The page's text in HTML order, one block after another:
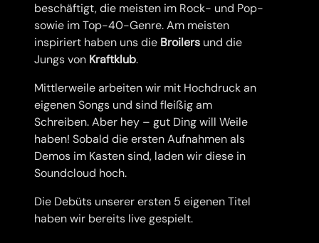
beschäftigt, die meisten im Rock- und Pop-
sowie im Top-40-Genre. Am meisten
inspiriert haben uns die Broilers und die
Jungs von Kraftklub.
Mittlerweile arbeiten wir mit Hochdruck an
eigenen Songs und sind fleißig am
Schreiben. Aber hey – gut Ding will Weile
haben! Sobald die ersten Aufnahmen als
Demos im Kasten sind, laden wir diese in
Soundcloud hoch.
Die Debüts unserer ersten 5 eigenen Titel
haben wir bereits live gespielt.